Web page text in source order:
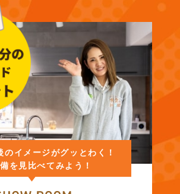
のイメージがグッとわく！
を見比べてみよう！